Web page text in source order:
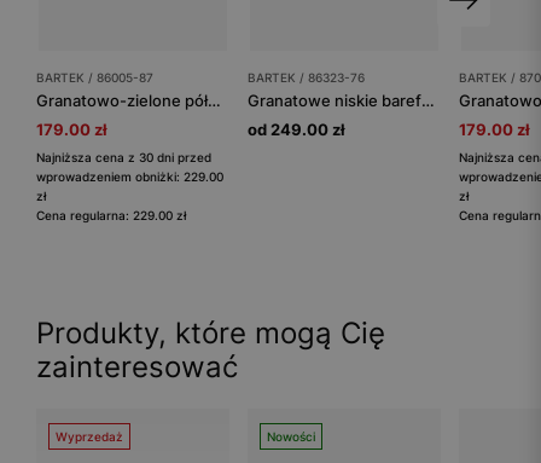
BARTEK / 86005-87
Granatowo-zielone półbuty dziecięce z wycięciami BARTEK 86005-87
179.00 zł
Najniższa cena z 30 dni przed
wprowadzeniem obniżki: 229.00
zł
Cena regularna: 229.00 zł
BARTEK / 86323-76
Granatowe niskie barefooty dziewczęce z aplikacją w serduszka BARTEK 86323-76
od 249.00 zł
BARTEK /
179.00 zł
Najniższa
zł
Cena
Produkty, które mogą Cię
zainteresować
Wyprzedaż Nowości